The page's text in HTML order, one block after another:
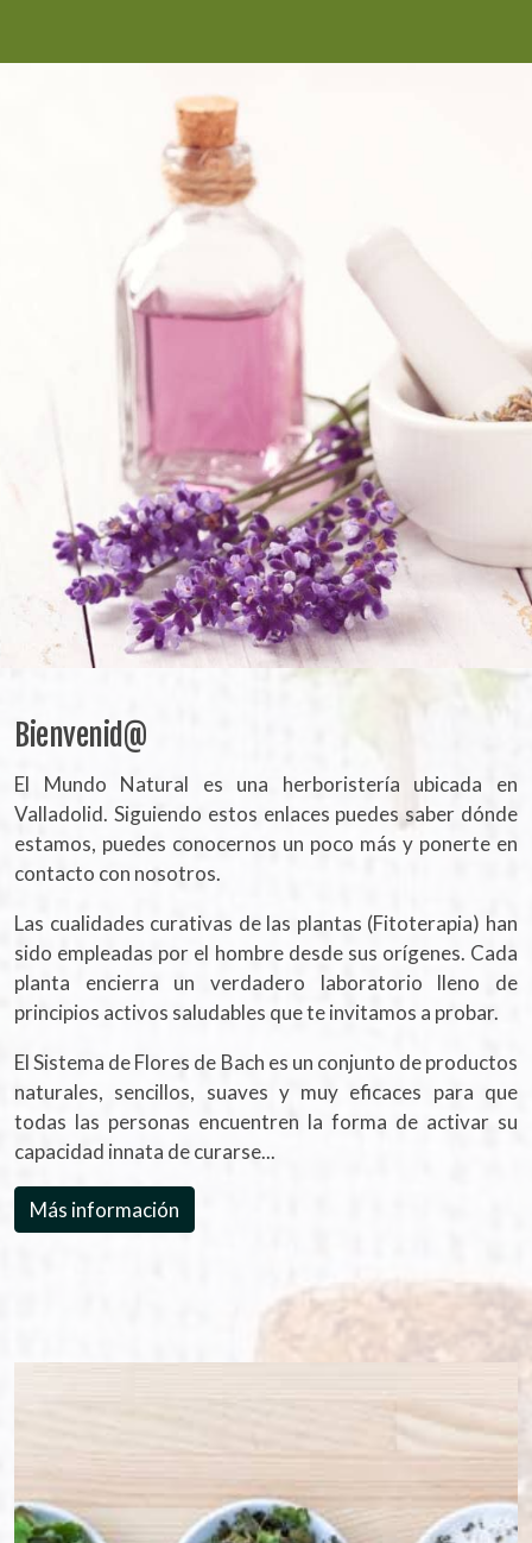
Bienvenid@
El Mundo Natural es una herboristería ubicada en
Valladolid. Siguiendo estos enlaces puedes saber dónde
estamos, puedes conocernos un poco más y ponerte en
contacto con nosotros.
Las cualidades curativas de las plantas (Fitoterapia) han
sido empleadas por el hombre desde sus orígenes. Cada
planta encierra un verdadero laboratorio lleno de
principios activos saludables que te invitamos a probar.
El Sistema de Flores de Bach es un conjunto de productos
naturales, sencillos, suaves y muy eficaces para que
todas las personas encuentren la forma de activar su
capacidad innata de curarse...
Más información